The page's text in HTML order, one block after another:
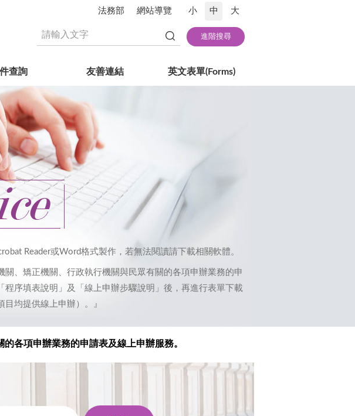
法務部 網站導覽 小 中 大
查詢 友善連結 英文表單(Forms)
Reader或Word格式製作，若無法閱讀請下載相關軟體。
關、矯正機關、行政執行機關與民眾有關的各項申辦業務的申
序填表說明」及「線上申辦步驟說明」後，再進行表單下載
均提供線上申辦）。』
各項申辦業務的申請表及線上申辦服務。